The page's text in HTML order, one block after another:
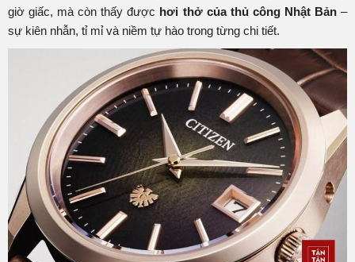
giờ giấc, mà còn thấy được hơi thở của thủ công Nhật Bản–
sự kiên nhẫn, tỉ mỉ và niềm tự hào trong từng chi tiết.